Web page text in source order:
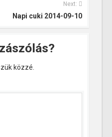
Next:
Napi cuki 2014-09-10
közzé.